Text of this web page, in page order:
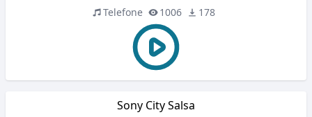
Telefone 1006 178
Sony City Salsa